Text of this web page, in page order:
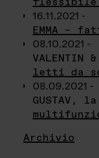
16.11.2021 -
EMMA –
08.10.2021 -
VALENTIN
letti da
08.09.2021 -
GUSTAV,
Archivio